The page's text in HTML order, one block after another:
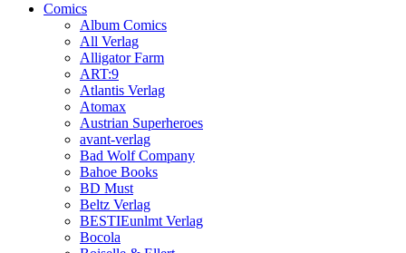
Comics
Album Comics
All Verlag
Alligator Farm
ART:9
Atlantis Verlag
Atomax
Austrian Superheroes
avant-verlag
Bad Wolf Company
Bahoe Books
BD Must
Beltz Verlag
BESTIEunlmt Verlag
Bocola